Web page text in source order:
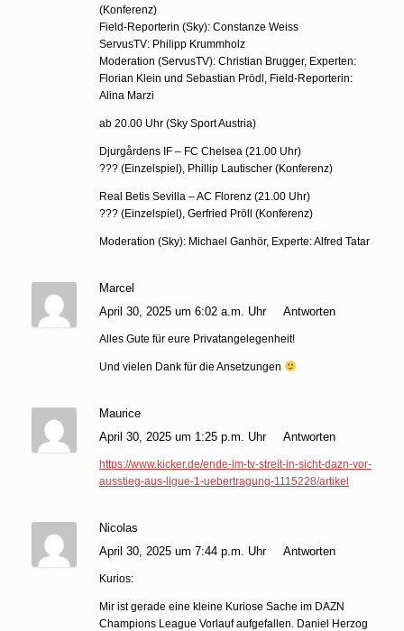
(Konferenz)
Field-Reporterin (Sky): Constanze Weiss
ServusTV: Philipp Krummholz
Moderation (ServusTV): Christian Brugger, Experten:
Florian Klein und Sebastian Prödl, Field-Reporterin:
Alina Marzi
ab 20.00 Uhr (Sky Sport Austria)
Djurgårdens IF – FC Chelsea (21.00 Uhr)
??? (Einzelspiel), Phillip Lautischer (Konferenz)
Real Betis Sevilla – AC Florenz (21.00 Uhr)
??? (Einzelspiel), Gerfried Pröll (Konferenz)
Moderation (Sky): Michael Ganhör, Experte: Alfred Tatar
Marcel
April 30, 2025 um 6:02 a.m. Uhr
Antworten
Alles Gute für eure Privatangelegenheit!
Und vielen Dank für die Ansetzungen
Maurice
April 30, 2025 um 1:25 p.m. Uhr
Antworten
https://www.kicker.de/ende-im-tv-streit-in-sicht-dazn-vor-
ausstieg-aus-ligue-1-uebertragung-1115228/artikel
Nicolas
April 30, 2025 um 7:44 p.m. Uhr
Antworten
Kurios:
Mir ist gerade eine kleine Kuriose Sache im DAZN
Champions League Vorlauf aufgefallen. Daniel Herzog